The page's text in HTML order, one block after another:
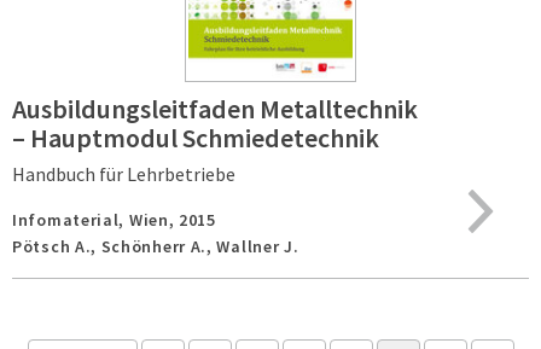
Ausbildungsleitfaden Metalltechnik
– Hauptmodul Schmiedetechnik
Handbuch für Lehrbetriebe
Infomaterial, Wien, 2015
Pötsch A., Schönherr A., Wallner J.